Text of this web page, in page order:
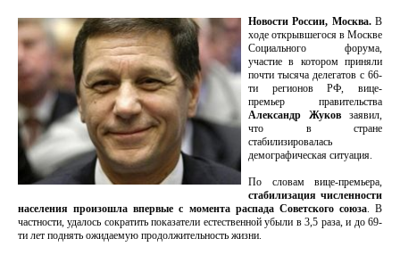
Новости России, Москва. В
ходе открывшегося в Москве
Социального форума,
участие в котором приняли
почти тысяча делегатов с 66-
ти регионов РФ, вице-
премьер правительства
Александр Жуков заявил,
что в стране
стабилизировалась
демографическая ситуация.
По словам вице-премьера,
стабилизация численности
населения произошла впервые с момента распада Советского союза. В
частности, удалось сократить показатели естественной убыли в 3,5 раза, и до 69-
ти лет поднять ожидаемую продолжительность жизни.